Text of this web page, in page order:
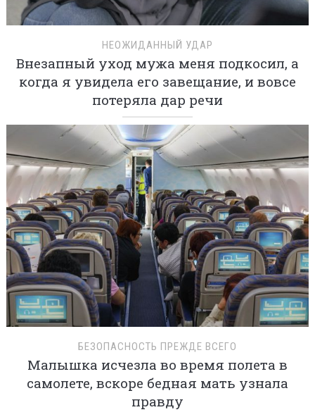
НЕОЖИДАННЫЙ УДАР
Внезапный уход мужа меня подкосил, а
когда я увидела его завещание, и вовсе
потеряла дар речи
БЕЗОПАСНОСТЬ ПРЕЖДЕ ВСЕГО
Малышка исчезла во время полета в
самолете, вскоре бедная мать узнала
правду